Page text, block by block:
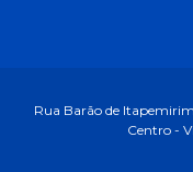
Rua Barão de
Centro -